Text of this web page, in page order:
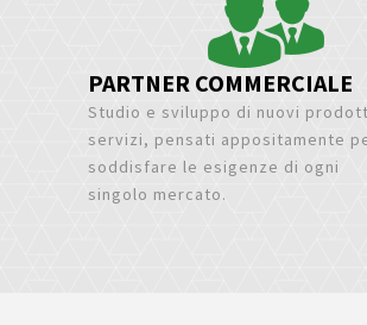
PARTNER COMMERCIALE
Studio e sviluppo di nuovi
servizi, pensati appositamente
soddisfare le esigenze di ogni
singolo mercato.